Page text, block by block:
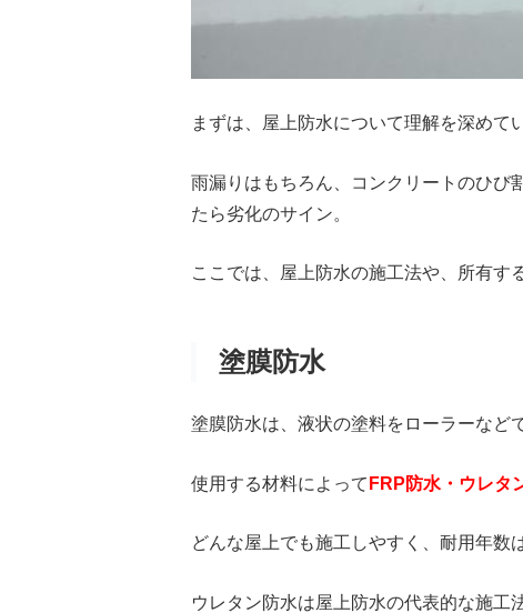
まずは、屋上防水について理解を深めて
雨漏りはもちろん、コンクリートのひび
たら劣化のサイン。
ここでは、屋上防水の施工法や、所有す
塗膜防水
塗膜防水は、液状の塗料をローラーなど
使用する材料によって FRP防水・ウレタ
どんな屋上でも施工しやすく、耐用年数
ウレタン防水は屋上防水の代表的な施工